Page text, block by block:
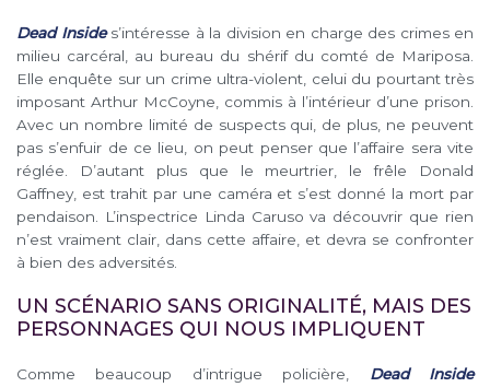
Dead Insides’intéresse à la division en charge des crimes en
milieu carcéral, au bureau du shérif du comté de Mariposa.
Elle enquête sur un crime ultra-violent, celui du pourtant très
imposant Arthur McCoyne, commis à l’intérieur d’une prison.
Avec un nombre limité de suspects qui, de plus, ne peuvent
pas s’enfuir de ce lieu, on peut penser que l’affaire sera vite
réglée. D’autant plus que le meurtrier, le frêle Donald
Gaffney, est trahit par une caméra et s’est donné la mort par
pendaison. L’inspectrice Linda Caruso va découvrir que rien
n’est vraiment clair, dans cette affaire, et devra se confronter
à bien des adversités.
UN SCÉNARIO SANS ORIGINALITÉ, MAIS DES
PERSONNAGES QUI NOUS IMPLIQUENT
Comme beaucoup d’intrigue policière, Dead Inside